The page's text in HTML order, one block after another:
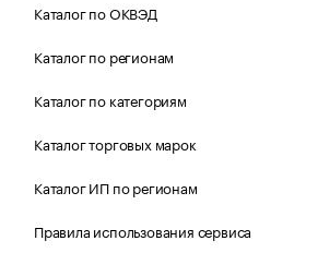
Каталог по ОКВЭД
Каталог по регионам
Каталог по категориям
Каталог торговых марок
Каталог ИП по регионам
Правила использования сервиса